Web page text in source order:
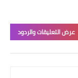
عرض التعليقات والردود